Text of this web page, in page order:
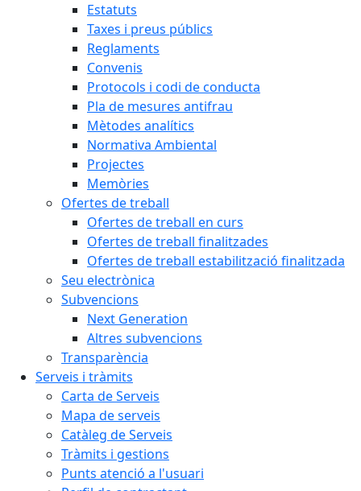
Estatuts
Taxes i preus públics
Reglaments
Convenis
Protocols i codi de conducta
Pla de mesures antifrau
Mètodes analítics
Normativa Ambiental
Projectes
Memòries
Ofertes de treball
Ofertes de treball en curs
Ofertes de treball finalitzades
Ofertes de treball estabilització finalitzada
Seu electrònica
Subvencions
Next Generation
Altres subvencions
Transparència
Serveis i tràmits
Carta de Serveis
Mapa de serveis
Catàleg de Serveis
Tràmits i gestions
Punts atenció a l'usuari